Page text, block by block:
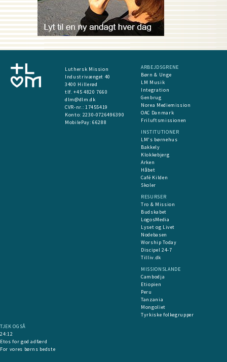
Luthersk Mission
Industrivænget 40
3400 Hillerød
tlf. +45 4820 7660
dlm@dlm.dk
CVR-nr.: 17455419
​Konto: 2230-0726496390
MobilePay:66288
ARBEJDSGRENE
Børn & Unge
LM Musik
Integration
Genbrug
Norea Mediemission
OAC Danmark
Friluftsmissionen
INSTITUTIONER
LM's børnehus
Bakkely
Klokkebjerg
Arken
Håbet
Café Kilden
Skoler
RESURSER
Tro & Mission
Budskabet
LogosMedia
Lyset og Livet
Nodebasen
Worship Today
Discipel 24-7
Tilliv.dk
MISSIONSLANDE
Cambodja
Etiopien
Peru
Tanzania
Mongoliet
Tyrkiske folkegrupper
TJEK OGSÅ
24:12
Etos for god adfærd
For vores børns bedste